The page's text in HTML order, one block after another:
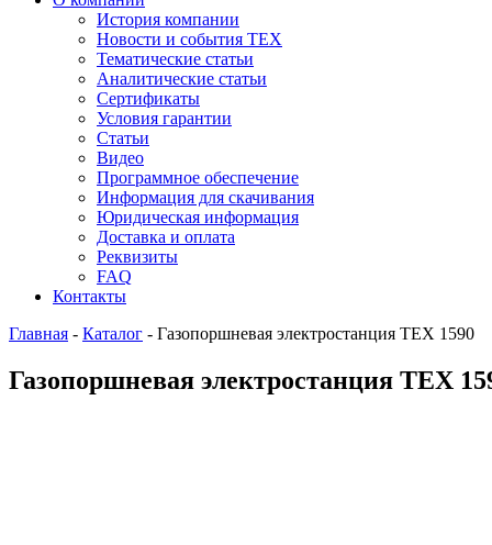
История компании
Новости и события ТЕХ
Тематические статьи
Аналитические статьи
Сертификаты
Условия гарантии
Статьи
Видео
Программное обеспечение
Информация для скачивания
Юридическая информация
Доставка и оплата
Реквизиты
FAQ
Контакты
Главная - Каталог - Газопоршневая электростанция ТЕХ 1590
Газопоршневая электростанция ТЕХ